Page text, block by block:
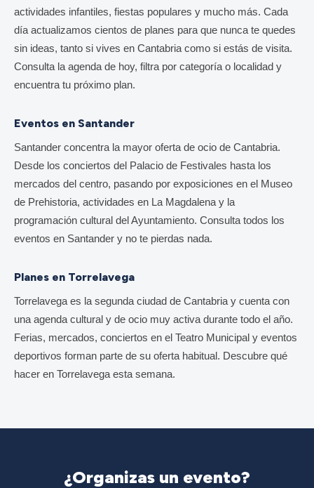
actividades infantiles, fiestas populares y mucho más. Cada
día actualizamos cientos de planes para que nunca te quedes
sin ideas, tanto si vives en Cantabria como si estás de visita.
Consulta la agenda de hoy, filtra por categoría o localidad y
encuentra tu próximo plan.
Eventos en Santander
Santander concentra la mayor oferta de ocio de Cantabria.
Desde los conciertos del Palacio de Festivales hasta los
mercados del centro, pasando por exposiciones en el Museo
de Prehistoria, actividades en La Magdalena y la
programación cultural del Ayuntamiento. Consulta todos los
eventos en Santander y no te pierdas nada.
Planes en Torrelavega
Torrelavega es la segunda ciudad de Cantabria y cuenta con
una agenda cultural y de ocio muy activa durante todo el año.
Ferias, mercados, conciertos en el Teatro Municipal y eventos
deportivos forman parte de su oferta habitual. Descubre qué
hacer en Torrelavega esta semana.
¿Organizas un evento?